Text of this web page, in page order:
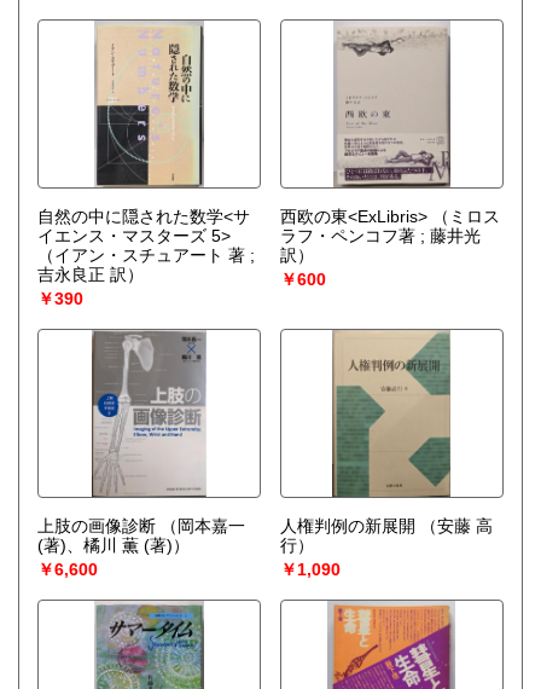
自然の中に隠された数学<サ
イエンス・マスターズ 5>
（イアン・スチュアート 著 ;
吉永良正 訳）
￥390
西欧の東<ExLibris>
（ミロス
ラフ・ペンコフ著 ; 藤井光
訳）
￥600
上肢の画像診断
（岡本嘉一
(著)、橘川 薫 (著)）
￥6,600
人権判例の新展開
（安藤 高
行）
￥1,090